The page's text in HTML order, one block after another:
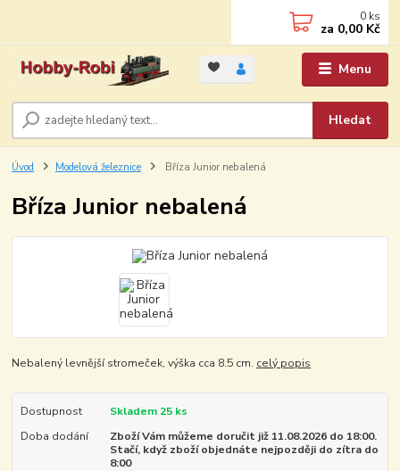
Menu
Hledat
0 ks
za 0,00 Kč
Úvod Modelová železnice Bříza Junior nebalená
Bříza Junior nebalená
Nebalený levnější stromeček, výška cca 8.5 cm. celý popis
Dostupnost
Skladem 25 ks
Doba dodání
Zboží Vám můžeme doručit již 11.08.2026 do 18:00.
Stačí, když zboží objednáte nejpozději do zítra do
8:00